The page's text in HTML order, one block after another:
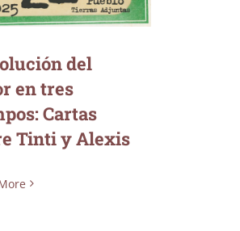
del
en tres
Cartas
Tinti y Alexis